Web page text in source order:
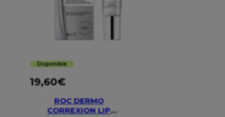
Disponible
19,60€
ROC DERMO
CORREXION LIP